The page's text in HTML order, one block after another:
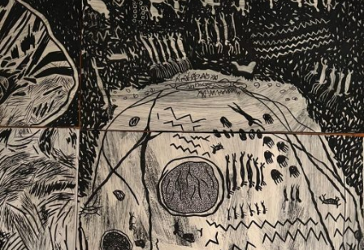
Configuración de cookies
Universidad de los Andes | Vigilada Mineducación.
Reconocimiento como universidad: Decreto 1297 del 30
de mayo de 1964. Reconocimiento de personería jurídica:
Resolución 28 del 23 de febrero de 1949, Minjusticia.
Acreditación institucional de alta calidad, 10 años:
Resolución 000194 del 16 de enero del 2025.
Ext. 2626
Posgrados
Ext. 4925
Educación
Continua
Ext. 4795